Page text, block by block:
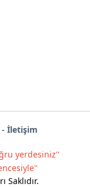
- İletişim
yerdesiniz''
Saklıdır.